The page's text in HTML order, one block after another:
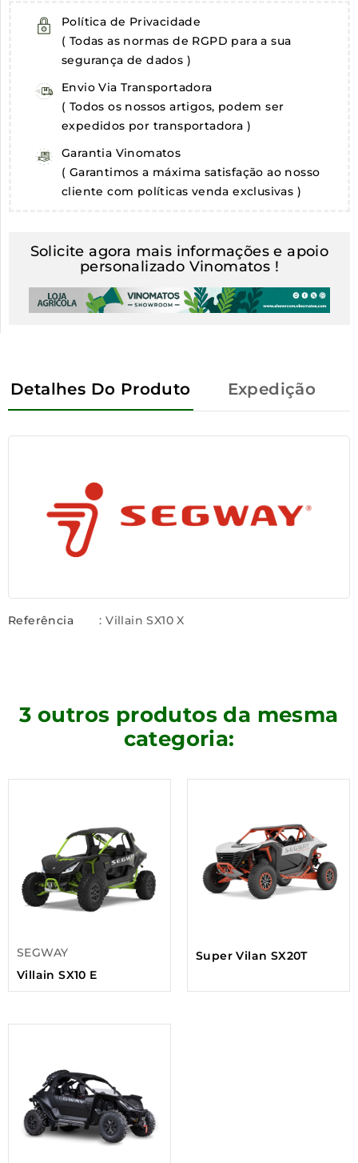
Política de Privacidade
( Todas as normas de RGPD para a sua
segurança de dados )
Envio Via Transportadora
( Todos os nossos artigos, podem ser
expedidos por transportadora )
Garantia Vinomatos
( Garantimos a máxima satisfação ao nosso
cliente com políticas venda exclusivas )
Solicite agora mais informações e apoio
personalizado Vinomatos !
Detalhes Do Produto Expedição
Referência : Villain SX10 X
3 outros produtos da mesma
categoria:
SEGWAY
Villain SX10 E
Super Vilan SX20T